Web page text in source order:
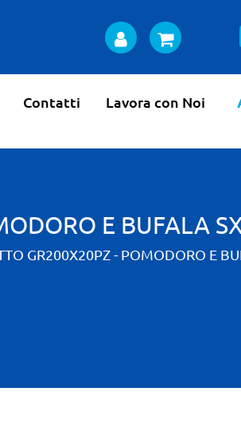
Contatti Lavora con Noi
E BUFALA
GR200X20PZ - POMODORO E